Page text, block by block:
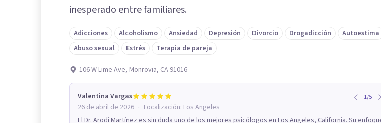
inesperado entre familiares.
Adicciones Alcoholismo Ansiedad Depresión Divorcio Drogadicción
Autoestima
Abuso sexual
Estrés Terapia de pareja
106 W Lime Ave, Monrovia, CA 91016
Valentina Vargas 1/5
26 de abril de 2026 · Localización: Los Angeles
El Dr. Arodi Martínez es sin duda uno de los mejores psicólogos en Los Angeles, California. Su